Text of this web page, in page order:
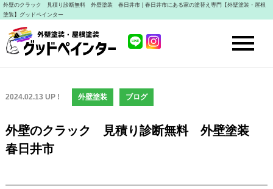
外壁のクラック 見積り診断無料 外壁塗装 春日井市 | 春日井市にある家の塗替え専門【外壁塗装・屋根
塗装】グッドペインター
2024.02.13 UP ! 外壁塗装 ブログ
外壁のクラック 見積り診断無料 外壁塗装
春日井市